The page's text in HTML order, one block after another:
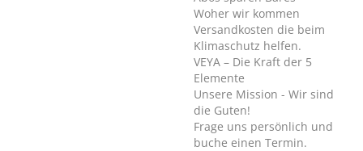
Woher wir kommen
Versandkosten die beim
Klimaschutz helfen.
VEYA – Die Kraft der 5
Elemente
Unsere Mission - Wir sind
die Guten!
Frage uns persönlich und
buche einen Termin.